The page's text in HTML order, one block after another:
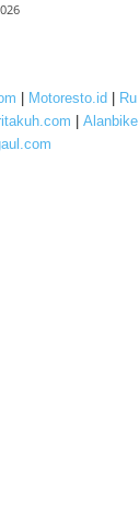
Motoresto.id
Ru
Alanbike